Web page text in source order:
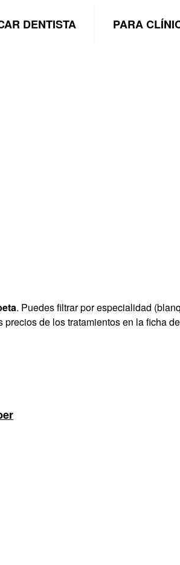
DENTISTA PARA
. Puedes filtrar por especialidad
de los tratamientos en la ficha